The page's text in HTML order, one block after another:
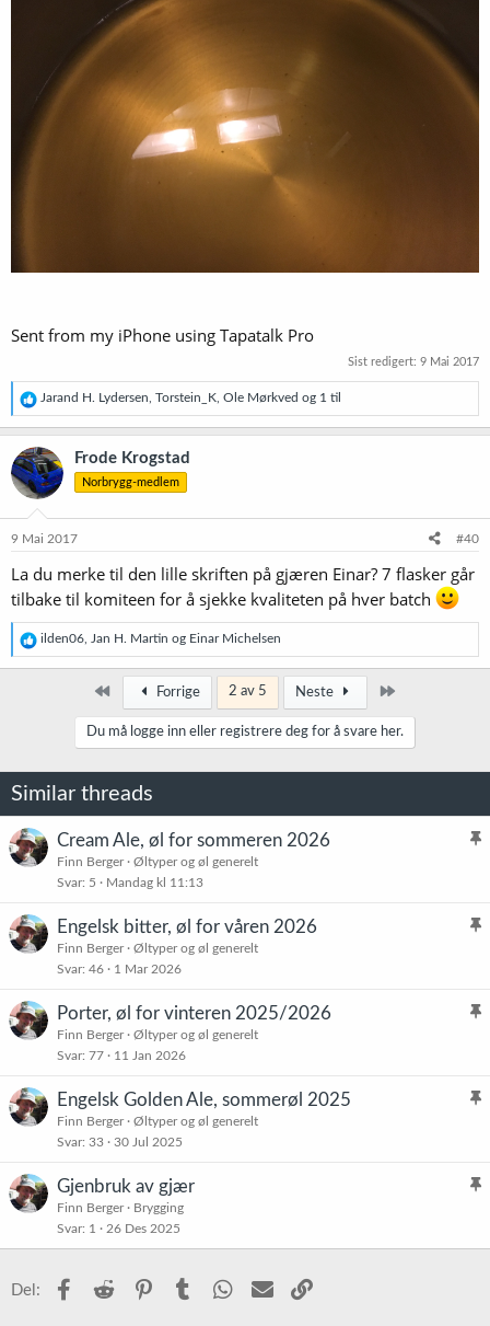
Sent from my iPhone using Tapatalk Pro
Sist redigert: 9 Mai 2017
R
e
a
k
s
j
o
e
:
Jarand H. Lydersen Torstein_K Ole Mørkved og 1 til
Frode Krogstad
Norbrygg-medlem
9 Mai 2017 #40
La du merke til den lille skriften på gjæren Einar? 7 flasker går
tilbake til komiteen for å sjekke kvaliteten på hver batch
R
e
a
r
ilden06 Jan H. Martin og Einar Michelsen
Først Forrige 2 av 5 Neste
Du må logge inn eller registrere deg for å svare her.
Similar threads
K
t
Cream Ale, øl for sommeren 2026
Finn Berger
Øltyper og øl generelt
Svar 5 Mandag kl 11:13
K
t
Engelsk bitter, øl for våren 2026
Finn Berger
Øltyper og øl generelt
Svar 46 1 Mar 2026
K
t
Porter, øl for vinteren 2025/2026
Finn Berger
Øltyper og øl generelt
Svar 77 11 Jan 2026
K
t
Engelsk Golden Ale, sommerøl 2025
Finn Berger
Øltyper og øl generelt
Svar 33 30 Jul 2025
K
s
Gjenbruk av gjær
Finn Berger
Brygging
Svar 1 26 Des 2025
Del: Facebook
Reddit PinterestTumblr WhatsApp
E-post